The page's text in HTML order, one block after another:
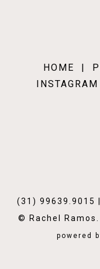
HOME
INSTAGRAM
(31) 99639.9015
© Rachel
powered